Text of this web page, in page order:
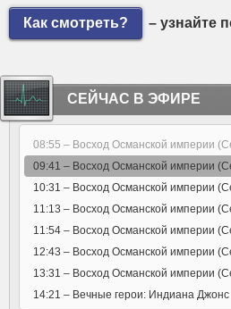
Как смотреть? – узнайте
СЕЙЧАС В ЭФИРЕ
08:55 – Восход Османской империи
09:41 – Восход Османской империи
10:31 – Восход Османской империи
11:13 – Восход Османской империи
11:54 – Восход Османской империи
12:43 – Восход Османской империи
13:31 – Восход Османской империи
14:21 – Вечные герои: Индиана